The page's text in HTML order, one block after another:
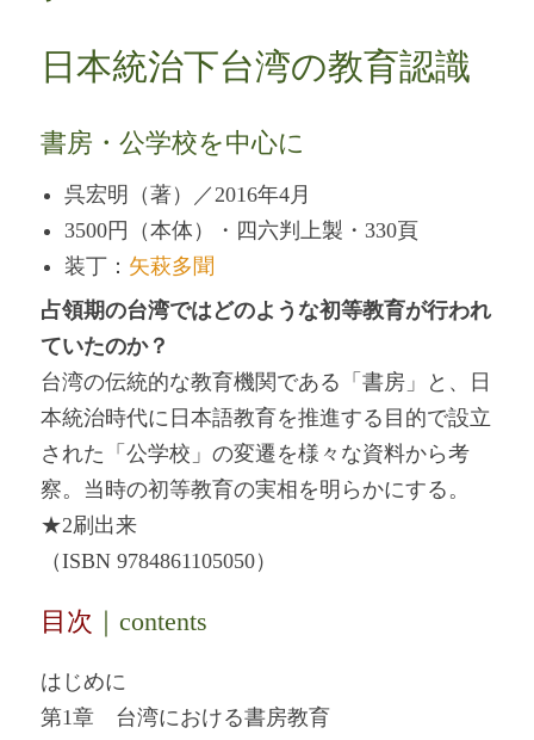
日本統治下台湾の教育認識
書房・公学校を中心に
呉宏明（著）／2016年4月
3500円（本体）・四六判上製・330頁
装丁： 矢萩多聞
占領期の台湾ではどのような初等教育が行われ
ていたのか？
台湾の伝統的な教育機関である「書房」と、日
本統治時代に日本語教育を推進する目的で設立
された「公学校」の変遷を様々な資料から考
察。当時の初等教育の実相を明らかにする。
★2刷出来
（ISBN 9784861105050）
目次 ｜contents
はじめに
第1章 台湾における書房教育